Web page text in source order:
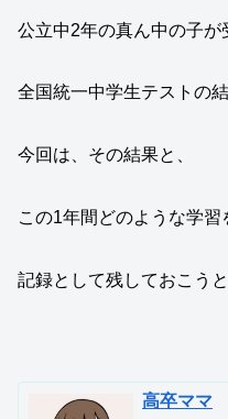
公立中2年の真ん中の子が
全国統一中学生テストの
今回は、その結果と、
この1年間どのような学
記録として残しておこうと
高卒ママ